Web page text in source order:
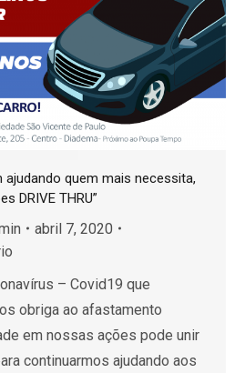
quem mais necessita,
DRIVE THRU”
abril 7, 2020
– Covid19 que
obriga ao afastamento
em nossas ações pode unir
continuarmos ajudando aos